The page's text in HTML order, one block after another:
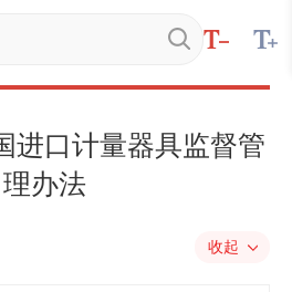
进口计量器具监督管
理办法
收起